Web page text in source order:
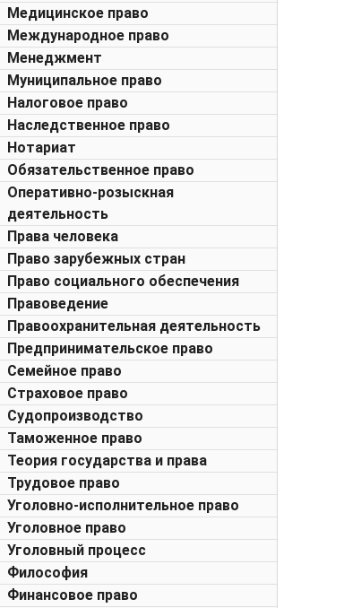
Медицинское право
Международное право
Менеджмент
Муниципальное право
Налоговое право
Наследственное право
Нотариат
Обязательственное право
Оперативно-розыскная
деятельность
Права человека
Право зарубежных стран
Право социального обеспечения
Правоведение
Правоохранительная деятельность
Предпринимательское право
Семейное право
Страховое право
Судопроизводство
Таможенное право
Теория государства и права
Трудовое право
Уголовно-исполнительное право
Уголовное право
Уголовный процесс
Философия
Финансовое право